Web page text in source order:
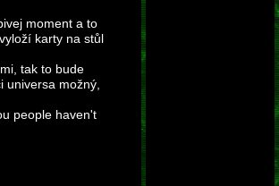
moment a to
karty na stůl
tak to bude
universa možný,
people haven't